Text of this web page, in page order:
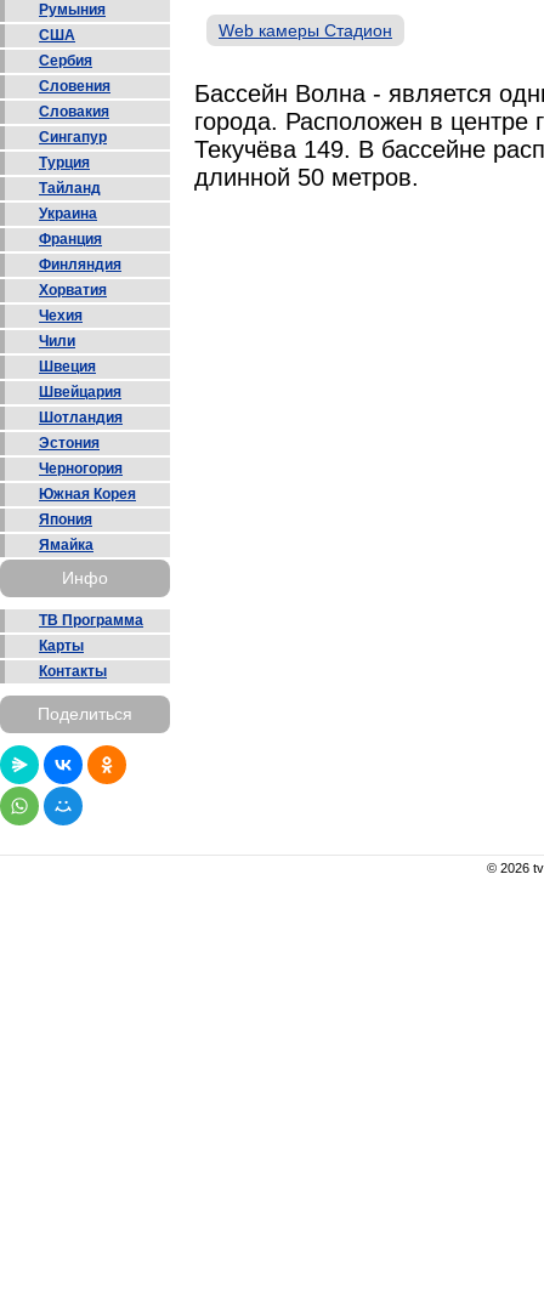
Румыния
США
Сербия
Словения
Словакия
Сингапур
Турция
Тайланд
Украина
Франция
Финляндия
Хорватия
Чехия
Чили
Швеция
Швейцария
Шотландия
Эстония
Черногория
Южная Корея
Япония
Ямайка
Инфо
ТВ Программа
Карты
Контакты
Поделиться
Web камеры Стадион
Бассейн Волна - является
города. Расположен в центре
Текучёва 149. В бассейне
длинной 50 метров.
© 2026